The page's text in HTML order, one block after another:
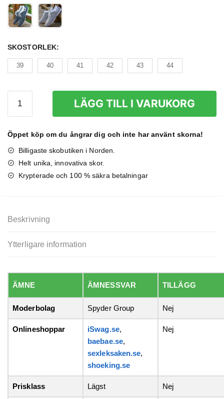
549 kr.319 kr.
SKOSTORLEK:
39 40 41 42 43 44
Skor
mängd
LÄGG TILL I VARUKORG
Öppet köp om du ångrar dig och inte har använt skorna!
Billigaste skobutiken i Norden.
Helt unika, innovativa skor.
Krypterade och 100 % säkra betalningar
Beskrivning
Ytterligare information
ÄMNE ÄMNESSVAR TILLÄGG
Moderbolag Spyder Group Nej
Onlineshoppar iSwag.se,
baebae.se,
sexleksaken.se,
shoeking.se
Nej
Prisklass Lägst Nej